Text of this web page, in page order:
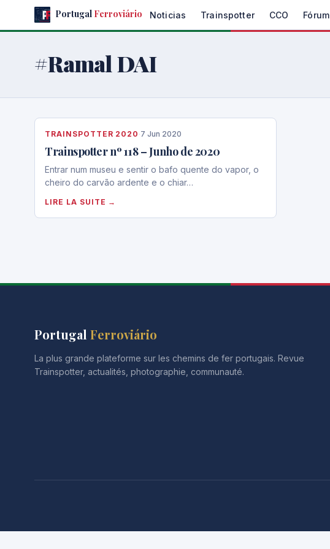
Portugal Ferroviário Noticias Trainspotter CCO Fórum
#Ramal DAI
TRAINSPOTTER 2020 ·7 Jun 2020
Trainspotter nº 118 – Junho de 2020
Entrar num museu e sentir o bafo quente do vapor, o
cheiro do carvão ardente e o chiar…
LIRE LA SUITE →
Portugal Ferroviário
La plus grande plateforme sur les chemins de fer portugais. Revue
Trainspotter, actualités, photographie, communauté.